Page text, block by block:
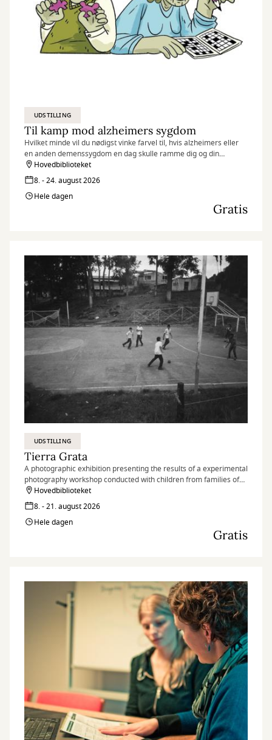
UDSTILLING
Til kamp mod alzheimers sygdom
Hvilket minde vil du nødigst vinke farvel til, hvis alzheimers eller
en anden demenssygdom en dag skulle ramme dig og din
hukommelse?
Hovedbiblioteket
8. - 24. august 2026
Hele dagen
Gratis
UDSTILLING
Tierra Grata
A photographic exhibition presenting the results of a experimental
photography workshop conducted with children from families of
peace signatories and nearby communities in the village of Tierra
Grata, in the Serranía del Perijá region of Colombia.
Hovedbiblioteket
8. - 21. august 2026
Hele dagen
Gratis